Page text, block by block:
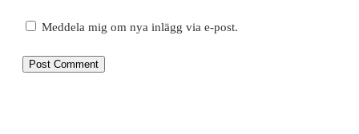
Meddela mig om nya inlägg via e-post.